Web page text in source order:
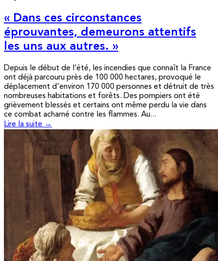
« Dans ces circonstances
éprouvantes, demeurons attentifs
les uns aux autres. »
Depuis le début de l’été, les incendies que connaît la France
ont déjà parcouru près de 100 000 hectares, provoqué le
déplacement d'environ 170 000 personnes et détruit de très
nombreuses habitations et forêts. Des pompiers ont été
grièvement blessés et certains ont même perdu la vie dans
ce combat acharné contre les flammes. Au...
Lire la suite →